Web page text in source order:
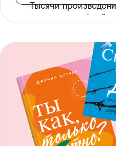
Тысячи
с доступом офлайн